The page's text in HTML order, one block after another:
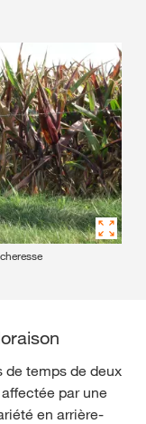
de temps de deux
par une
en arrière-